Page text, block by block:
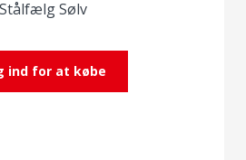
Stålfælg Sølv
ind for at købe